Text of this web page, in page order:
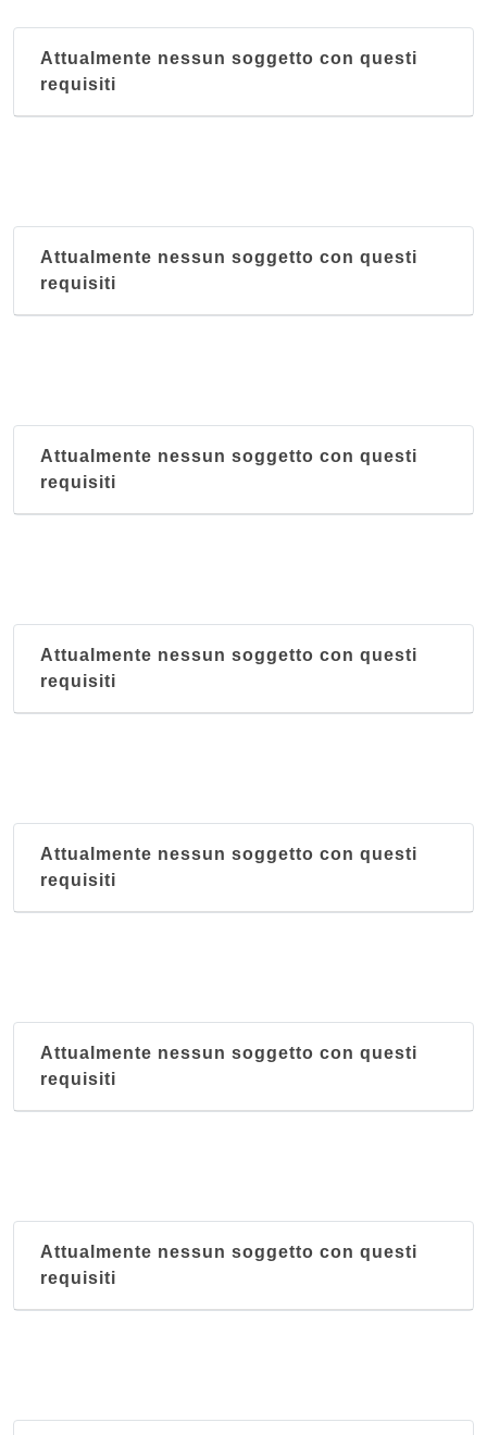
Attualmente nessun soggetto con questi
requisiti
Attualmente nessun soggetto con questi
requisiti
Attualmente nessun soggetto con questi
requisiti
Attualmente nessun soggetto con questi
requisiti
Attualmente nessun soggetto con questi
requisiti
Attualmente nessun soggetto con questi
requisiti
Attualmente nessun soggetto con questi
requisiti